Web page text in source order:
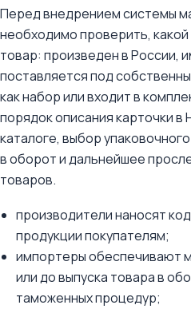
Перед внедрением системы
необходимо проверить,
товар: произведен в России,
поставляется под
как набор или входит в
порядок описания карточки в
каталоге, выбор
в оборот и дальнейшее
товаров.
производители наносят
продукции покупателям;
импортеры обеспечивают
или до выпуска товара в
таможенных процедур;